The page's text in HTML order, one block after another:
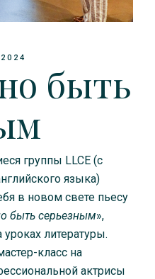
быть
группы LLCE (c
языка)
в новом свете пьесу
быть серьезным»,
литературы.
класс на
актрисы